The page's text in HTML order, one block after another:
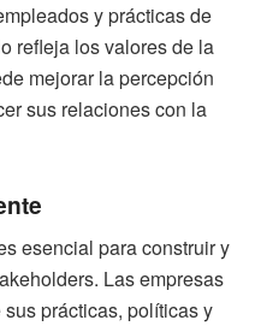
y prácticas de
refleja los valores de la
mejorar la percepción
sus relaciones con la
esencial para construir y
Las empresas
prácticas, políticas y